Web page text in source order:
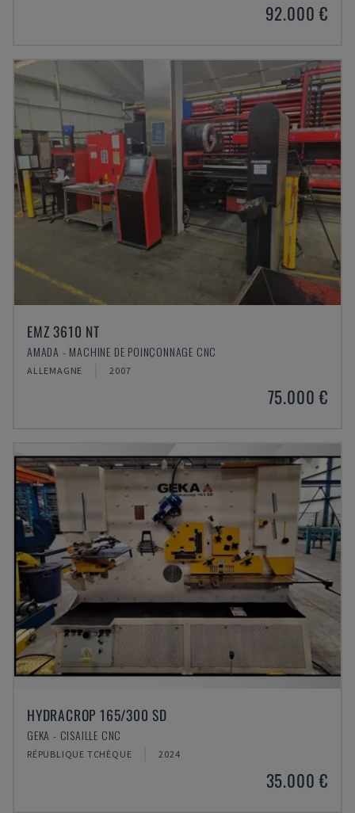
92.000 €
EMZ 3610 NT
AMADA - MACHINE DE POINÇONNAGE CNC
ALLEMAGNE 2007
75.000 €
HYDRACROP 165/300 SD
GEKA - CISAILLE CNC
RÉPUBLIQUE TCHÈQUE 2024
35.000 €